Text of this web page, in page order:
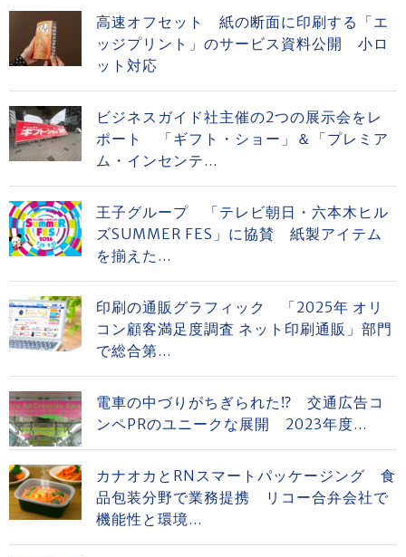
高速オフセット 紙の断面に印刷する「エ
ッジプリント」のサービス資料公開 小ロ
ット対応
ビジネスガイド社主催の2つの展示会をレ
ポート 「ギフト・ショー」＆「プレミア
ム・インセンテ...
王子グループ 「テレビ朝日・六本木ヒル
ズSUMMER FES」に協賛 紙製アイテム
を揃えた...
印刷の通販グラフィック 「2025年 オリ
コン顧客満足度調査 ネット印刷通販」部門
で総合第...
電車の中づりがちぎられた⁉ 交通広告コ
ンペPRのユニークな展開 2023年度...
カナオカとRNスマートパッケージング 食
品包装分野で業務提携 リコー合弁会社で
機能性と環境...